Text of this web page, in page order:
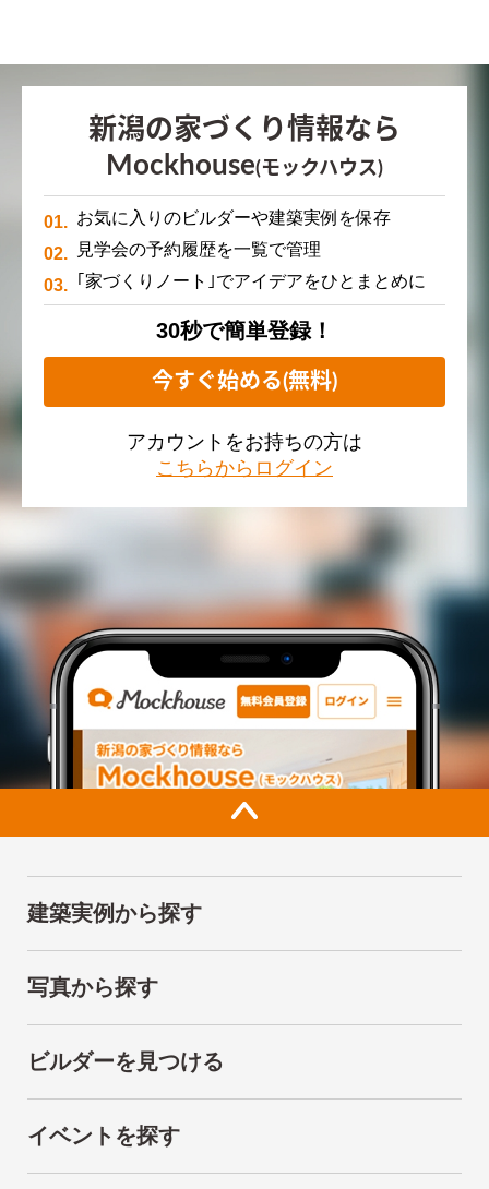
新潟の家づくり情報なら
Mockhouse(モックハウス)
お気に入りのビルダーや建築実例を保存
見学会の予約履歴を一覧で管理
｢家づくりノート｣でアイデアをひとまとめに
30秒で簡単登録！
今すぐ始める(無料)
アカウントをお持ちの方は
こちらからログイン
建築実例から探す
写真から探す
ビルダーを見つける
イベントを探す